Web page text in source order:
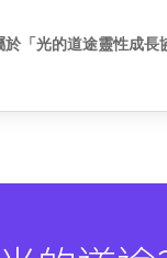
「光的道途靈性成長